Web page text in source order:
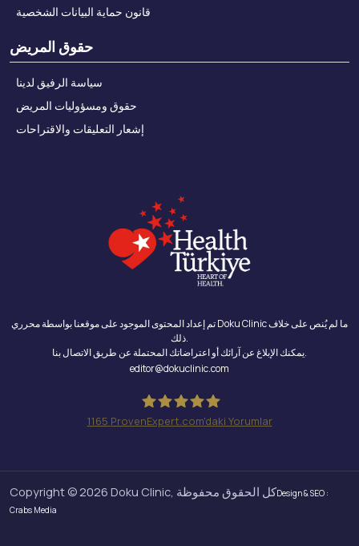
قانون حماية البيانات الشخصية
حقوق المريض
سياسة الرفيق لدينا
حقوق ومسؤوليات المريض
إشعار التعليقات والاقتراحات
تم إعداد المحتوى الموجود على موقعنا بواسطة محرري Doku Clinic ما لم يُنص على خلاف
ذلك.
يمكنك الإبلاغ عن آرائك أو اعتراضاتك المحتملة عن طريق الاتصال بنا.
editor@dokuclinic.com
1165 ProvenExpert.com'daki Yorumlar
Copyright © 2026 Doku Clinic, كل الحقوق محفوظةDesign & SEO :
Crabs Media